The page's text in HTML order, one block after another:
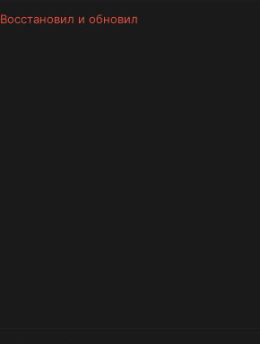
:
Восстановил и обновил